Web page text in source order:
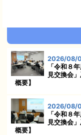
2026/08/
「令和８
見交換会
概要】
2026/08/
「令和８
見交換会
概要】